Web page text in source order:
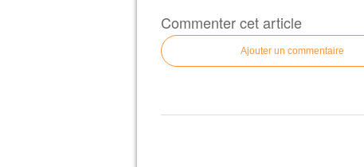
Commenter cet article
Ajouter un commentaire